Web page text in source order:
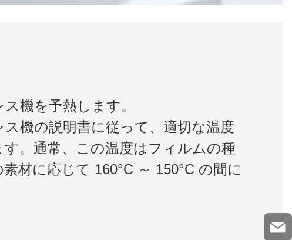
機を予熱します。
ス機の説明書に従って、適切な温度
す。通常、この温度はフィルムの種
材に応じて 160°C ～ 150°C の間に